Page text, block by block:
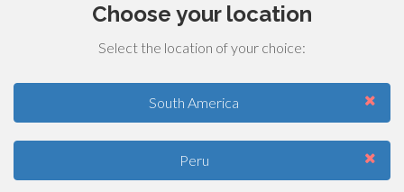
Choose your location
Select the location of your choice:
South America
Peru